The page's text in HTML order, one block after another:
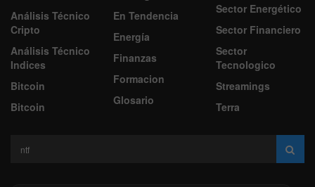
Bitfinanzas
Altcoins
Análisis Técnico
Acciones
Análisis Técnico
Commodities
Análisis Técnico
Análisis Técnico
Commodities
Cripto
DeFi
Divisas
Earnings
Mercado Laboral
Metaverso
Mundo
NFT
Podcast
Sector Energético